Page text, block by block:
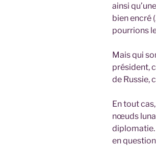
ainsi
bien encré
pourrions
Mais qui
président,
de Russie,
En tout
nœuds
diplomatie.
en